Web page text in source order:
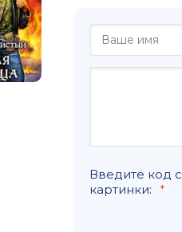
Введите код с
картинки: